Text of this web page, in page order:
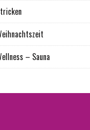
– Sauna